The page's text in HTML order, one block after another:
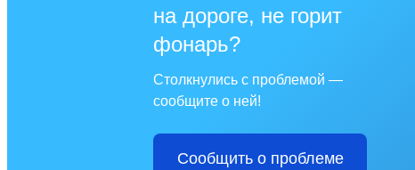
на дороге, не горит
фонарь?
Столкнулись с проблемой —
сообщите о ней!
Сообщить о проблеме